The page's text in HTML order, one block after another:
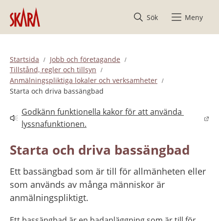
Hoppa till innehåll
Sök
Meny
Startsida
Jobb och företagande
Tillstånd, regler och tillsyn
Anmälningspliktiga lokaler och verksamheter
Starta och driva bassängbad
Godkänn funktionella kakor för att använda
lyssnafunktionen.
Länk till annan webbplats.
Starta och driva bassängbad
Ett bassängbad som är till för allmänheten eller
som används av många människor är
anmälningspliktigt.